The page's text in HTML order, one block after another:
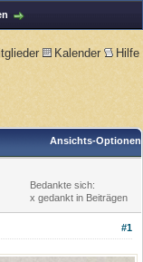
Kalender Hilfe
Ansichts-Optionen
Bedankte sich:
x gedankt in Beiträgen
#1